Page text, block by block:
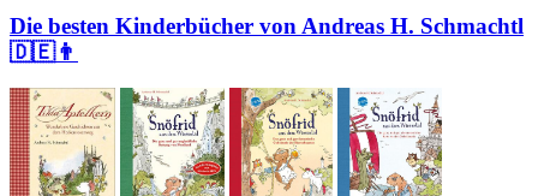
Die besten Kinderbücher von Andreas H. Schmachtl
🇩🇪👨